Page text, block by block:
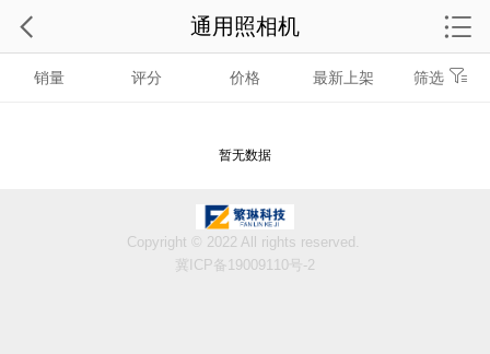
销量 评分 价格 最新上架 筛选
暂无数据
通用照相机
Copyright © 2022 All rights reserved.
冀ICP备19009110号-2